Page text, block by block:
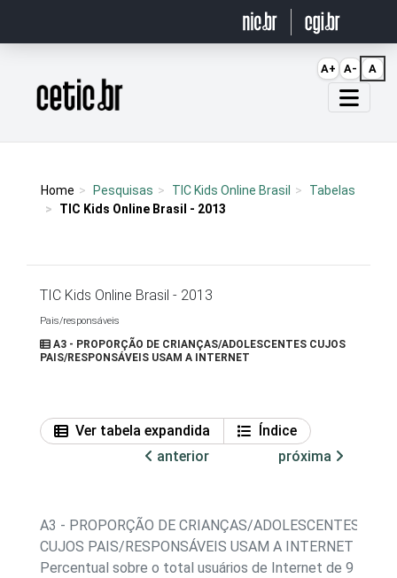
Página inicial
Home Pesquisas TIC Kids Online Brasil
Tabelas
TIC Kids Online Brasil - 2013
TIC Kids Online Brasil - 2013
Pais/responsáveis
A3 - PROPORÇÃO DE CRIANÇAS/ADOLESCENTES CUJOS
PAIS/RESPONSÁVEIS USAM A INTERNET
Ver tabela expandida
Índice
anterior
próxima
A3 - PROPORÇÃO DE CRIANÇAS/ADOLESCENTES
CUJOS PAIS/RESPONSÁVEIS USAM A INTERNET
Percentual sobre o total usuários de Internet de 9 a
A+ A- A